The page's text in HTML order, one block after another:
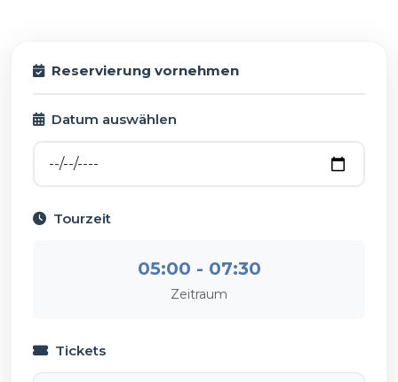
Reservierung vornehmen
Datum auswählen
Tourzeit
05:00 - 07:30
Zeitraum
Tickets